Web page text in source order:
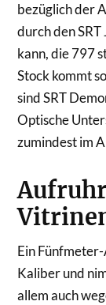
bezüglich der
durch den
kann, die 797
Stock kommt
sind SRT
Optische
zumindest im
Ein
Kaliber und
allem auch